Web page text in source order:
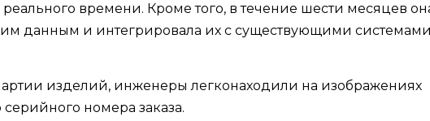
времени. Кроме того, в течение шести месяцев
данным и интегрировала их с существующими
изделий, инженеры легконаходили на изображениях
номера заказа.